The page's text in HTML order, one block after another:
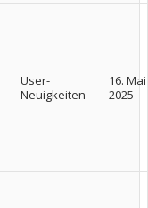
User-
Neuigkeiten
16. Mai
2025